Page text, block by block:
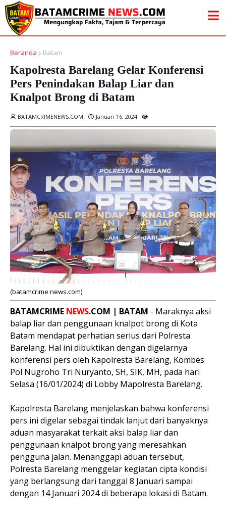
Beranda Batam
Kapolresta Barelang Gelar Konferensi
Pers Penindakan Balap Liar dan
Knalpot Brong di Batam
BATAMCRIMENEWS.COM Januari 16, 2024
(batamcrime news.com)
BATAMCRIME NEWS.COM | BATAM - Maraknya aksi
balap liar dan penggunaan knalpot brong di Kota
Batam mendapat perhatian serius dari Polresta
Barelang. Hal ini dibuktikan dengan digelarnya
konferensi pers oleh Kapolresta Barelang, Kombes
Pol Nugroho Tri Nuryanto, SH, SIK, MH, pada hari
Selasa (16/01/2024) di Lobby Mapolresta Barelang.
Kapolresta Barelang menjelaskan bahwa konferensi
pers ini digelar sebagai tindak lanjut dari banyaknya
aduan masyarakat terkait aksi balap liar dan
penggunaan knalpot brong yang meresahkan
pengguna jalan. Menanggapi aduan tersebut,
Polresta Barelang menggelar kegiatan cipta kondisi
yang berlangsung dari tanggal 8 Januari sampai
dengan 14 Januari 2024 di beberapa lokasi di Batam.